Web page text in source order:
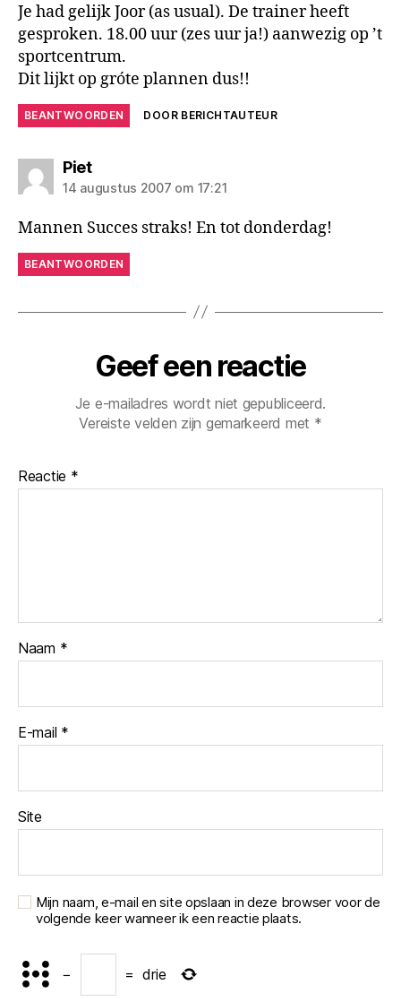
Je had gelijk Joor (as usual). De trainer heeft
gesproken. 18.00 uur (zes uur ja!) aanwezig op ’t
sportcentrum.
Dit lijkt op gróte plannen dus!!
BEANTWOORDEN DOOR BERICHTAUTEUR
Pietzegt:
14 augustus 2007 om 17:21
Mannen Succes straks! En tot donderdag!
BEANTWOORDEN
Geef een reactie
Je e-mailadres wordt niet gepubliceerd.
Vereiste velden zijn gemarkeerd met *
Reactie *
Naam *
E-mail *
Site
Mijn naam, e-mail en site opslaan in deze browser voor de
volgende keer wanneer ik een reactie plaats.
− = drie